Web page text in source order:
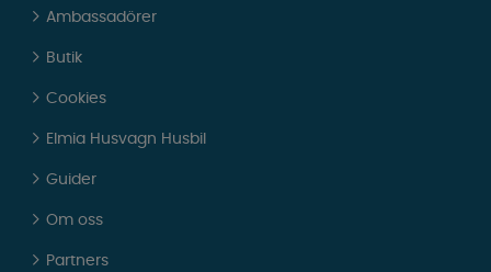
Ambassadörer
Butik
Cookies
Elmia Husvagn Husbil
Guider
Om oss
Partners